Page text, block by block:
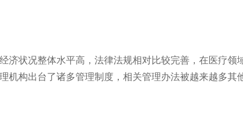
状况整体水平高，法律法规相对比较完善，在医疗领
机构出台了诸多管理制度，相关管理办法被越来越多其